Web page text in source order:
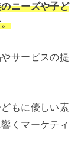
ニーズや子ど
サービスの提
もに優しい素
くマーケティ